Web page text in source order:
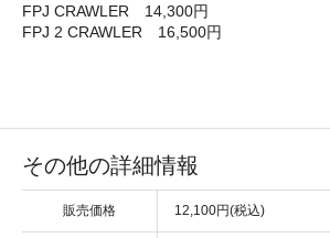
FPJ CRAWLER 14,300円
FPJ 2 CRAWLER 16,500円
その他の詳細情報
販売価格 12,100円(税込)